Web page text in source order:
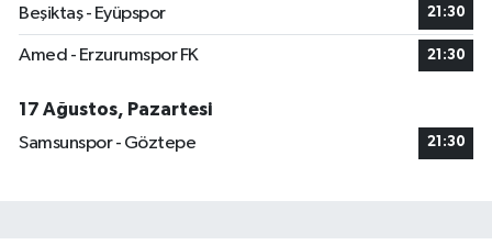
Beşiktaş - Eyüpspor 21:30
Amed - Erzurumspor FK 21:30
17 Ağustos, Pazartesi
Samsunspor - Göztepe
21:30